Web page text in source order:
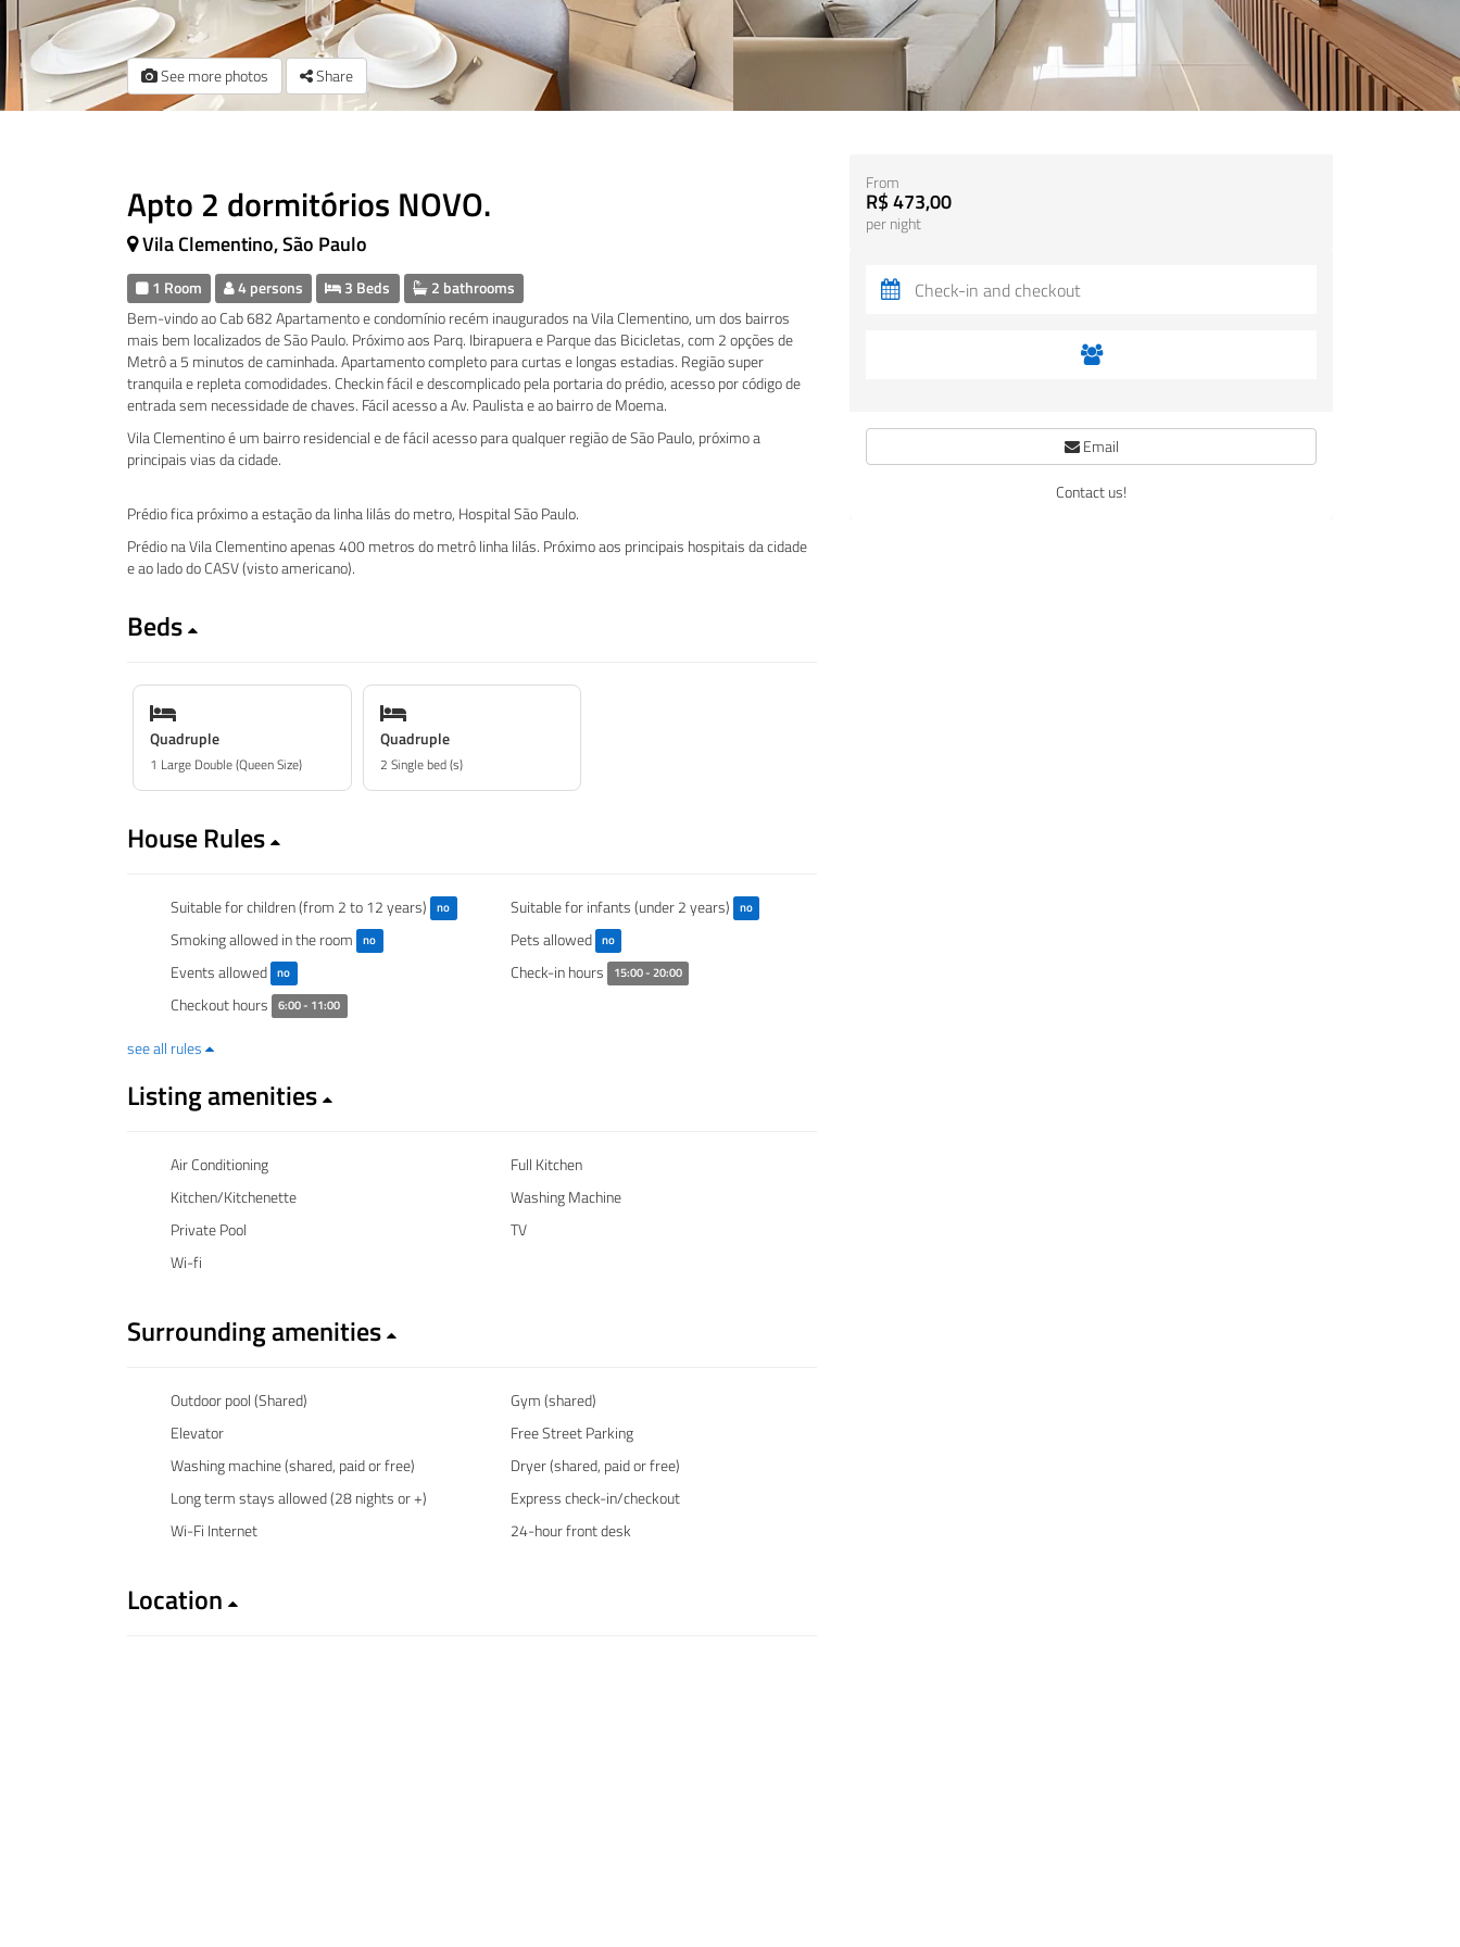
See more photos Share
Apto 2 dormitórios NOVO.
Vila Clementino, São Paulo
1 Room 4 persons 3 Beds 2 bathrooms
Bem-vindo ao Cab 682 Apartamento e condomínio recém inaugurados na Vila Clementino, um dos bairros
mais bem localizados de São Paulo. Próximo aos Parq. Ibirapuera e Parque das Bicicletas, com 2 opções de
Metrô a 5 minutos de caminhada. Apartamento completo para curtas e longas estadias. Região super
tranquila e repleta comodidades. Checkin fácil e descomplicado pela portaria do prédio, acesso por código de
entrada sem necessidade de chaves. Fácil acesso a Av. Paulista e ao bairro de Moema.
Vila Clementino é um bairro residencial e de fácil acesso para qualquer região de São Paulo, próximo a
principais vias da cidade.
Prédio fica próximo a estação da linha lilás do metro, Hospital São Paulo.
Prédio na Vila Clementino apenas 400 metros do metrô linha lilás. Próximo aos principais hospitais da cidade
e ao lado do CASV (visto americano).
Beds
Quadruple
1 Large Double (Queen Size)
Quadruple
2 Single bed (s)
House Rules
Suitable for children (from 2 to 12 years) no Suitable for infants (under 2 years) no
Smoking allowed in the room no Pets allowed no
Events allowed no Check-in hours 15:00 - 20:00
Checkout hours 6:00 - 11:00
see all rules
Listing amenities
Air Conditioning
Full Kitchen
Kitchen/Kitchenette
Washing Machine
Private Pool
TV
Wi-fi
Surrounding amenities
Outdoor pool (Shared)
Gym (shared)
Elevator
Free Street Parking
Washing machine (shared, paid or free)
Dryer (shared, paid or free)
Long term stays allowed (28 nights or +)
Express check-in/checkout
Wi-Fi Internet
24-hour front desk
Location
From
R$ 473,00
per night
Email
Contact us!